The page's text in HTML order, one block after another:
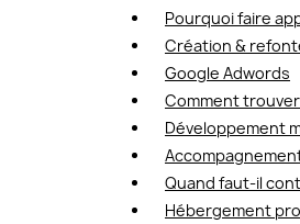
Pourquoi faire
Création &
Google Adwords
Comment
Développement
Quand faut-il
Hébergement